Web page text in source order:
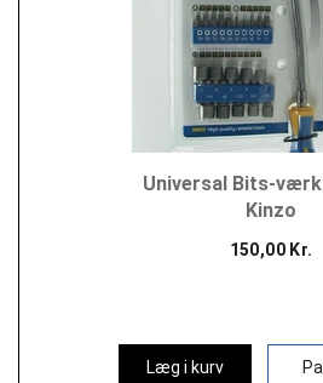
Universal Bits-
Kinzo
150,00 Kr.
Læg i kurv